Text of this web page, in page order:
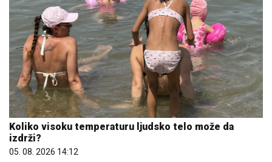
Koliko visoku temperaturu ljudsko telo može da
izdrži?
05. 08. 2026 14:12